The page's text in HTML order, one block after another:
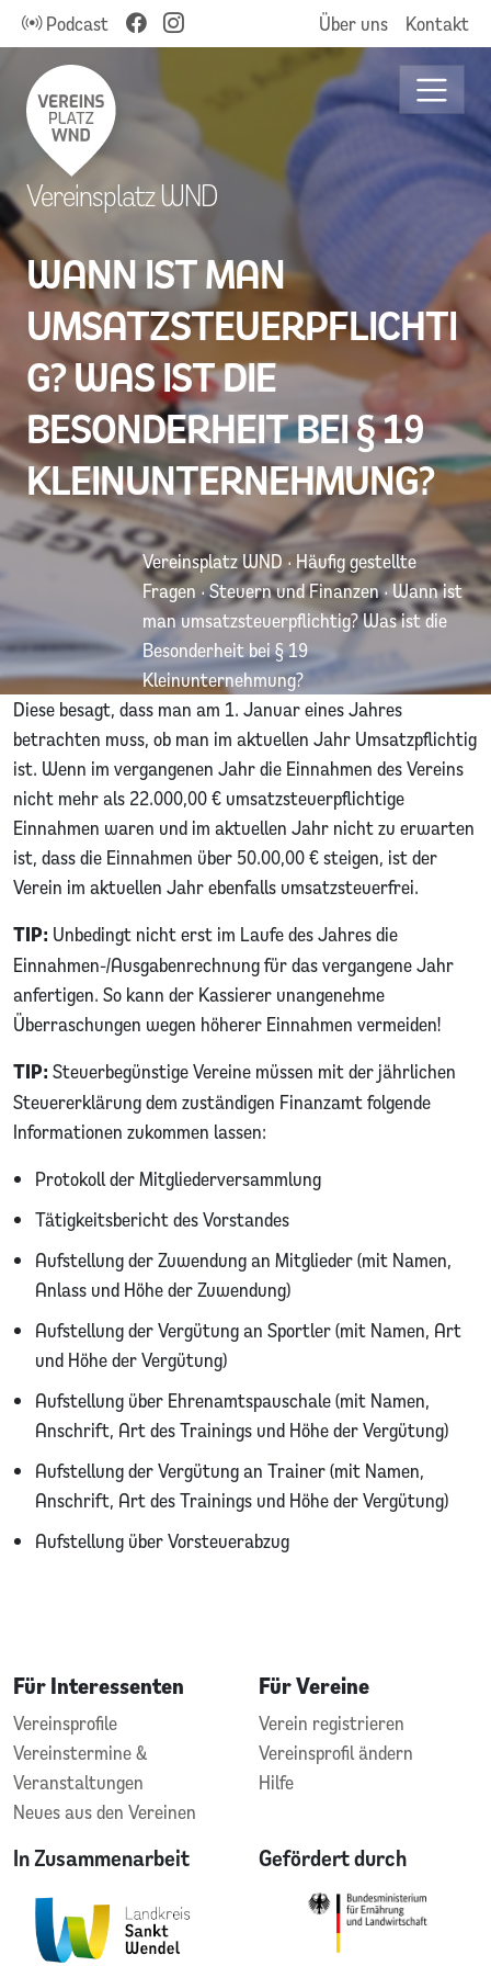
Podcast Über uns Kontakt
WANN IST MAN
UMSATZSTEUERPFLICHTI
G? WAS IST DIE
BESONDERHEIT BEI § 19
KLEINUNTERNEHMUNG?
Vereinsplatz WND
Vereinsplatz WND · Häufig gestellte
Fragen ·Steuern und Finanzen·Wann ist
man umsatzsteuerpflichtig? Was ist die
Besonderheit bei § 19
Kleinunternehmung?
Diese besagt, dass man am 1. Januar eines Jahres
betrachten muss, ob man im aktuellen Jahr Umsatzpflichtig
ist. Wenn im vergangenen Jahr die Einnahmen des Vereins
nicht mehr als 22.000,00 € umsatzsteuerpflichtige
Einnahmen waren und im aktuellen Jahr nicht zu erwarten
ist, dass die Einnahmen über 50.00,00 € steigen, ist der
Verein im aktuellen Jahr ebenfalls umsatzsteuerfrei.
TIP: Unbedingt nicht erst im Laufe des Jahres die
Einnahmen-/Ausgabenrechnung für das vergangene Jahr
anfertigen. So kann der Kassierer unangenehme
Überraschungen wegen höherer Einnahmen vermeiden!
TIP: Steuerbegünstige Vereine müssen mit der jährlichen
Steuererklärung dem zuständigen Finanzamt folgende
Informationen zukommen lassen:
Protokoll der Mitgliederversammlung
Tätigkeitsbericht des Vorstandes
Aufstellung der Zuwendung an Mitglieder (mit Namen,
Anlass und Höhe der Zuwendung)
Aufstellung der Vergütung an Sportler (mit Namen, Art
und Höhe der Vergütung)
Aufstellung über Ehrenamtspauschale (mit Namen,
Anschrift, Art des Trainings und Höhe der Vergütung)
Aufstellung der Vergütung an Trainer (mit Namen,
Anschrift, Art des Trainings und Höhe der Vergütung)
Aufstellung über Vorsteuerabzug
Für Interessenten
Vereinsprofile
Vereinstermine &
Veranstaltungen
Neues aus den Vereinen
Für Vereine
Verein registrieren
Vereinsprofil ändern
Hilfe
In Zusammenarbeit Gefördert durch